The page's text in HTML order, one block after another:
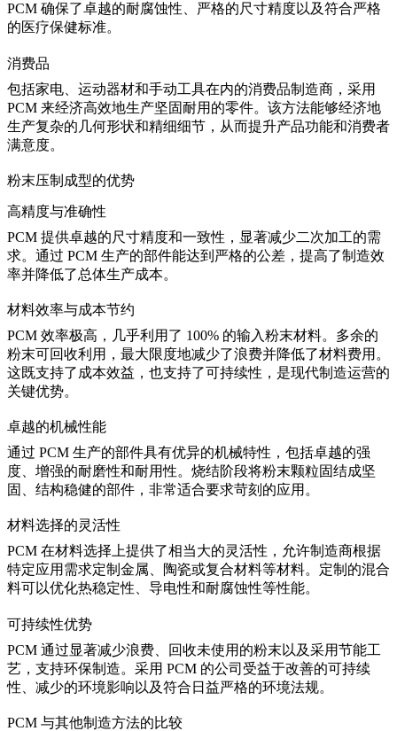
PCM 确保了卓越的耐腐蚀性、严格的尺寸精度以及符合严格
的医疗保健标准。
消费品
包括家电、运动器材和手动工具在内的消费品制造商，采用
PCM 来经济高效地生产坚固耐用的零件。该方法能够经济地
生产复杂的几何形状和精细细节，从而提升产品功能和消费者
满意度。
粉末压制成型的优势
高精度与准确性
PCM 提供卓越的尺寸精度和一致性，显著减少二次加工的需
求。通过 PCM 生产的部件能达到严格的公差，提高了制造效
率并降低了总体生产成本。
材料效率与成本节约
PCM 效率极高，几乎利用了 100% 的输入粉末材料。多余的
粉末可回收利用，最大限度地减少了浪费并降低了材料费用。
这既支持了成本效益，也支持了可持续性，是现代制造运营的
关键优势。
卓越的机械性能
通过 PCM 生产的部件具有优异的机械特性，包括卓越的强
度、增强的耐磨性和耐用性。烧结阶段将粉末颗粒固结成坚
固、结构稳健的部件，非常适合要求苛刻的应用。
材料选择的灵活性
PCM 在材料选择上提供了相当大的灵活性，允许制造商根据
特定应用需求定制金属、陶瓷或复合材料等材料。定制的混合
料可以优化热稳定性、导电性和耐腐蚀性等性能。
可持续性优势
PCM 通过显著减少浪费、回收未使用的粉末以及采用节能工
艺，支持环保制造。采用 PCM 的公司受益于改善的可持续
性、减少的环境影响以及符合日益严格的环境法规。
PCM 与其他制造方法的比较